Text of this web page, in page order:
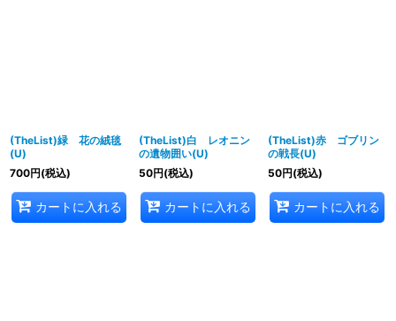
(TheList)緑 花の絨毯
(U)
700円(税込)
カートに入れる
(TheList)白 レオニン
の遺物囲い(U)
50円(税込)
カートに入れる
(TheList)赤 ゴブリン
の戦長(U)
50円(税込)
カートに入れる